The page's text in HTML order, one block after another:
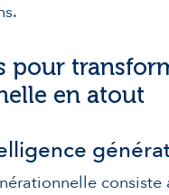
pour
en atout